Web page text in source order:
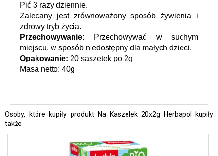
Pić 3 razy dziennie.
Zalecany jest zrównoważony sposób żywienia i
zdrowy tryb życia.
Przechowywanie: Przechowywać w suchym
miejscu, w sposób niedostępny dla małych dzieci.
Opakowanie: 20 saszetek po 2g
Masa netto: 40g
Osoby, które kupiły produkt Na Kaszelek 20x2g Herbapol kupiły
także